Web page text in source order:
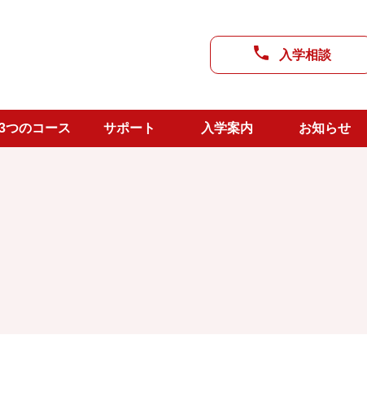
入学相談
つのコース サポート
生活支援 入学案内
上峰校舎 お知らせ